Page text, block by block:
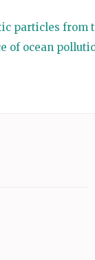
particles from
of ocean